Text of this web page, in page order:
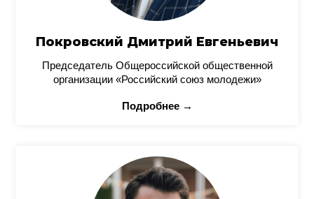
Покровский Дмитрий Евгеньевич
Председатель Общероссийской общественной
организации «Российский союз молодежи»
Подробнее →